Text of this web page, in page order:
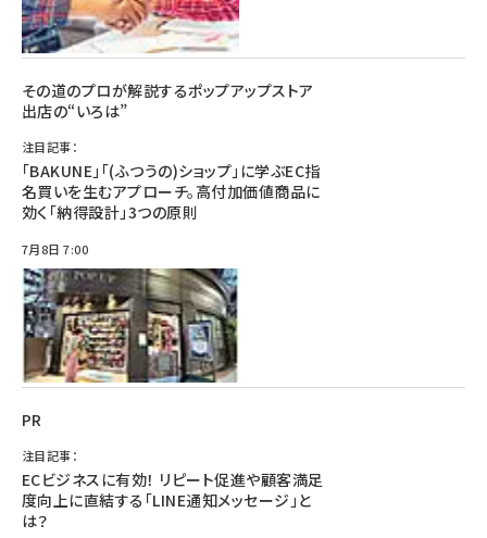
その道のプロが解説するポップアップストア
出店の“いろは”
注目記事：
「BAKUNE」「(ふつうの)ショップ」に学ぶEC指
名買いを生むアプローチ。高付加価値商品に
効く「納得設計」3つの原則
7月8日 7:00
PR
注目記事：
ECビジネスに有効！ リピート促進や顧客満足
度向上に直結する「LINE通知メッセージ」と
は？